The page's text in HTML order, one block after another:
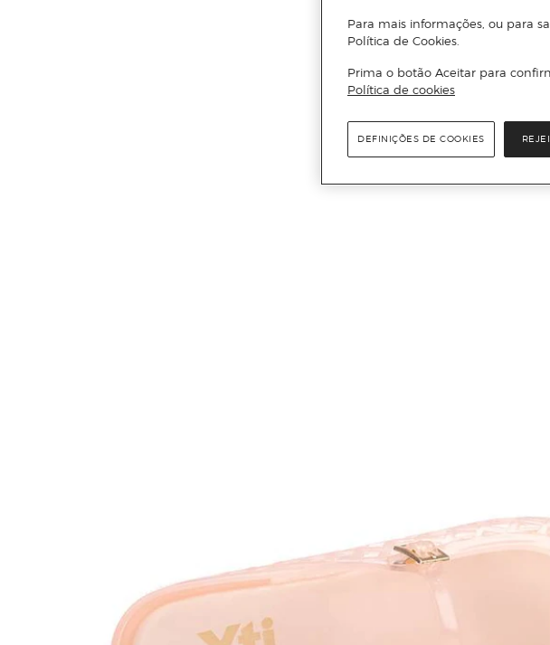
Para mais informações, ou para
Política de Cookies.
Prima o botão Aceitar para
Política de cookies
DEFINIÇÕES DE COOKIES